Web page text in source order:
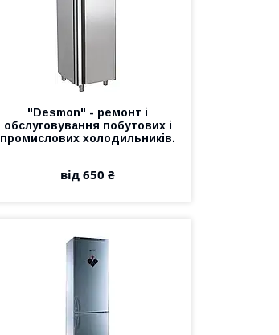
"Desmon" - ремонт і
обслуговування побутових і
промислових холодильників.
від 650 ₴